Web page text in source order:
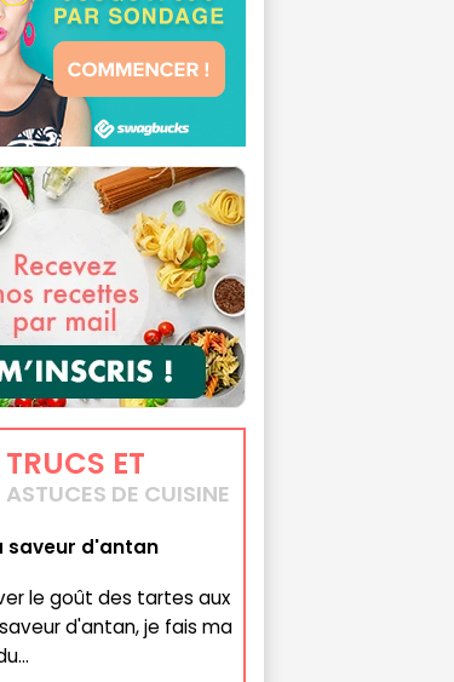
TRUCS ET
ASTUCES DE CUISINE
saveur d'antan
le goût des tartes aux
d'antan, je fais ma